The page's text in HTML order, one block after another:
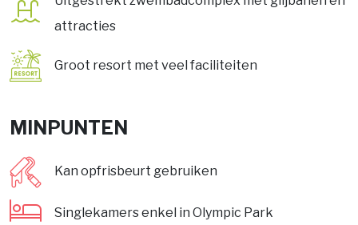
attracties
Groot resort met veel faciliteiten
MINPUNTEN
Kan opfrisbeurt gebruiken
Singlekamers enkel in Olympic Park